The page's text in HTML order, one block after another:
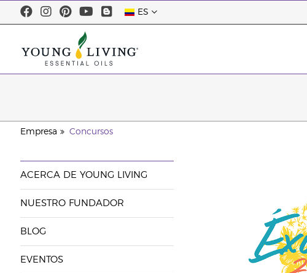
ES
Empresa Concursos
ACERCA DE YOUNG LIVING
NUESTRO FUNDADOR
BLOG
EVENTOS